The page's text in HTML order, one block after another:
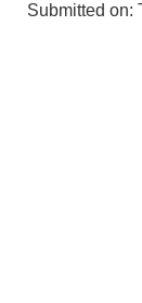
Submitted on: